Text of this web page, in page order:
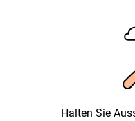
Halten Sie